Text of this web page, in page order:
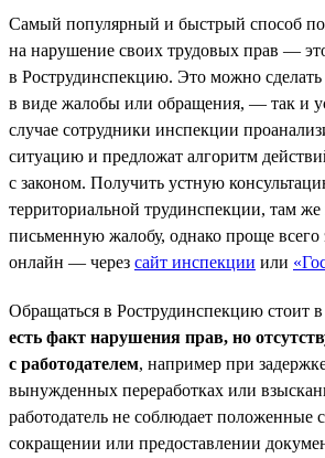
Cамый популярный и быстрый способ
на нарушение своих трудовых прав —
в Рострудинспекцию. Это можно
в виде жалобы или обращения, — так и
случае сотрудники инспекции
ситуацию и предложат алгоритм
с законом. Получить устную
территориальной трудинспекции, там
письменную жалобу, однако проще всего
онлайн — через сайт инспекции или
Обращаться в Рострудинспекцию стоит в
есть факт нарушения прав, но
с работодателем, например при
вынужденных переработках или
работодатель не соблюдает положенные
сокращении или предоставлении